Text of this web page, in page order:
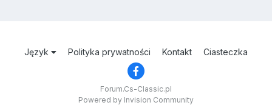
Język Polityka prywatności Kontakt Ciasteczka
Forum.Cs-Classic.pl
Powered by Invision Community